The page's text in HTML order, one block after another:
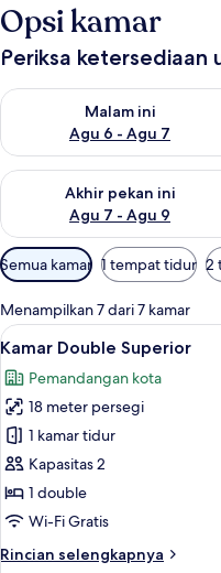
Opsi kamar
Periksa ketersediaan
Malam ini
Agu 6 - Agu 7
Periksa ketersediaan untuk
Akhir pekan ini
Agu 7 - Agu 9
Periksa ketersediaan untuk
Filter
tersedia
untuk
kamar
Semua kamar 1 tempat tidur 2
Menampilkan 7 dari 7 kamar
Lihat
semua
foto
untuk
Kamar
Double
Superior
7
Kamar Double Superior
Pemandangan kota
18 meter persegi
1 kamar tidur
Kapasitas 2
1 double
Wi-Fi Gratis
Rincian selengkapnya
Rincian